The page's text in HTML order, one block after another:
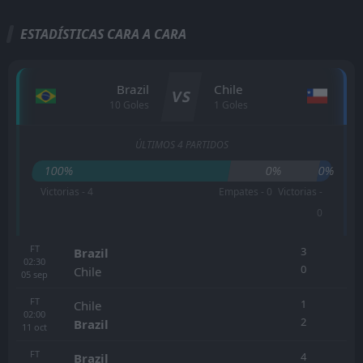
ESTADÍSTICAS CARA A CARA
Brazil
10 Goles VS Chile
1 Goles
ÚLTIMOS 4 PARTIDOS
100% 0% 0%
Victorias - 4 Empates - 0 Victorias -
0
FT
02:30
05 sep
Brazil
Chile
3
0
FT
02:00
11 oct
Chile
Brazil
1
2
FT
Brazil
4